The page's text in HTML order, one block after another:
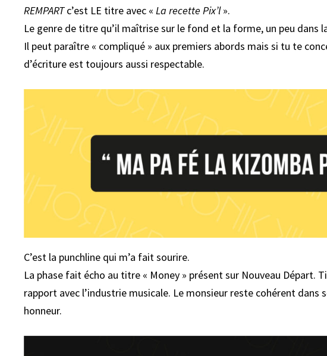
REMPARTc’est LE titre avec «La recette Pix’l».
Le genre de titre qu’il maîtrise sur le fond et la forme, un peu dans
Il peut paraître « compliqué » aux premiers abords mais si tu te
d’écriture est toujours aussi respectable.
C’est la punchline qui m’a fait sourire.
La phase fait écho au titre « Money » présent sur Nouveau Départ.
rapport avec l’industrie musicale. Le monsieur reste cohérent
honneur.